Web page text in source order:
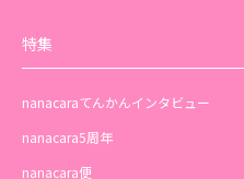
特集
nanacaraてんかんインタビュー
nanacara5周年
nanacara便